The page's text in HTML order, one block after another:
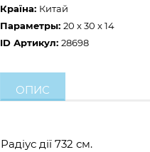
Країна: Китай
Параметры: 20 x 30 x 14
ID Артикул: 28698
ОПИС
Радіус дії 732 см.